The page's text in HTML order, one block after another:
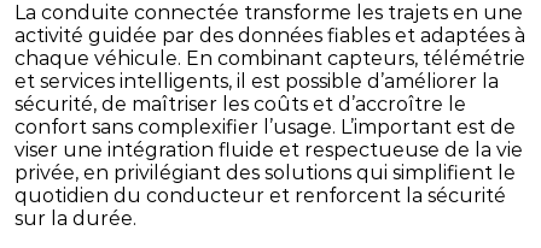
La conduite connectée transforme les trajets en une
activité guidée par des données fiables et adaptées à
chaque véhicule. En combinant capteurs, télémétrie
et services intelligents, il est possible d’améliorer la
sécurité, de maîtriser les coûts et d’accroître le
confort sans complexifier l’usage. L’important est de
viser une intégration fluide et respectueuse de la vie
privée, en privilégiant des solutions qui simplifient le
quotidien du conducteur et renforcent la sécurité
sur la durée.